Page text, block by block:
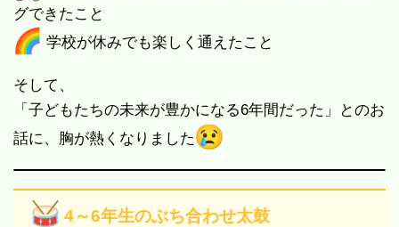
グできたこと
学校が休みでも楽しく通えたこと
そして、
「子どもたちの未来が豊かになる6年間だった」とのお
話に、胸が熱くなりました
4～6年生のぶち合わせ太鼓